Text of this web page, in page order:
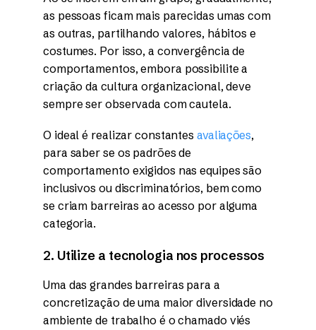
as pessoas ficam mais parecidas umas com
as outras, partilhando valores, hábitos e
costumes. Por isso, a convergência de
comportamentos, embora possibilite a
criação da cultura organizacional, deve
sempre ser observada com cautela.
O ideal é realizar constantes avaliações,
para saber se os padrões de
comportamento exigidos nas equipes são
inclusivos ou discriminatórios, bem como
se criam barreiras ao acesso por alguma
categoria.
2. Utilize a tecnologia nos processos
Uma das grandes barreiras para a
concretização de uma maior diversidade no
ambiente de trabalho é o chamado viés